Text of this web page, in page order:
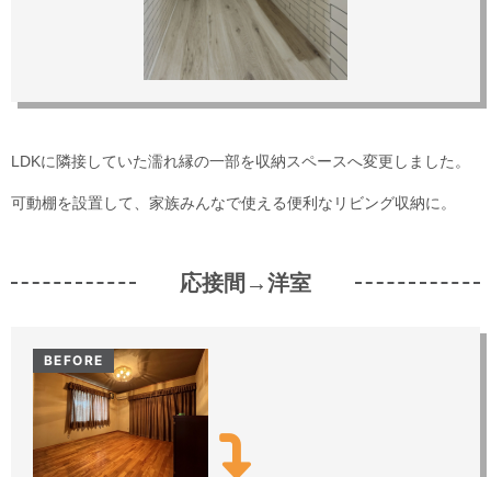
LDKに隣接していた濡れ縁の一部を収納スペースへ変更しました。
可動棚を設置して、家族みんなで使える便利なリビング収納に。
応接間→洋室
BEFORE